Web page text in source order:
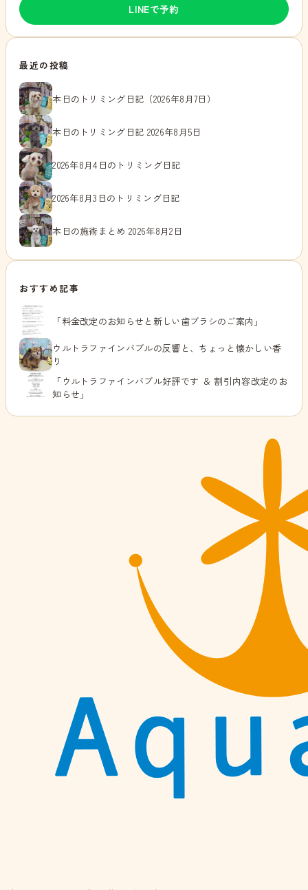
LINEで予約
最近の投稿
本日のトリミング日記（2026年8月7日）
本日のトリミング日記 2026年8月5日
2026年8月4日のトリミング日記
2026年8月3日のトリミング日記
本日の施術まとめ 2026年8月2日
おすすめ記事
「料金改定のお知らせと新しい歯ブラシのご案内」
ウルトラファインバブルの反響と、ちょっと懐かしい香
り
「ウルトラファインバブル好評です ＆ 割引内容改定のお
知らせ」